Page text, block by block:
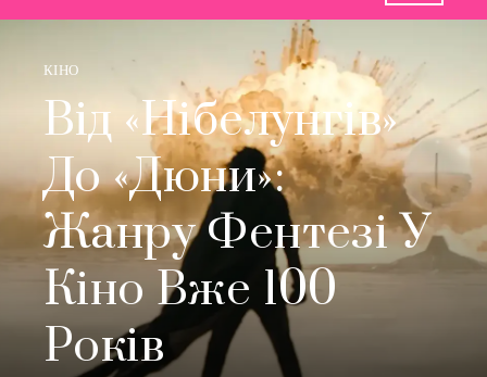
КІНО
Від «Нібелунгів»
До «Дюни»:
Жанру Фентезі У
Кіно Вже 100
Років